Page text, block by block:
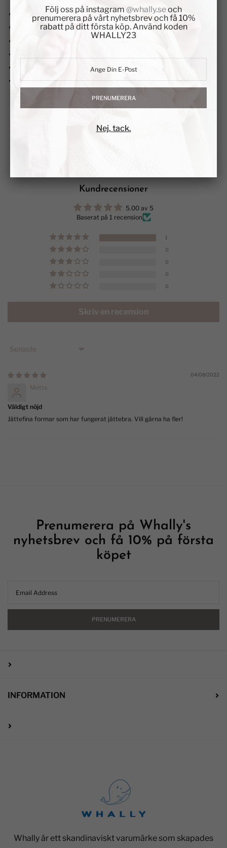
Material: 100% livsmedelsgodkänd
silikon, BPA fritt och fritt från
kemikalier
Går ej sönder om den tappas i golvet
Dimensioner: 15X12X8.6 cm
Diskas med diskmedel innan användning
Ansvarsfullt tillverkade enligtBSCI code of conduct
Kundrecensioner
5.00 av 5
Baserat på 1 recension
1
0
0
0
0
Skriv en recension
Sort by
04/08/2022
Mette
Väldigt nöjd
Jättefina formar som har fungerat jättebra. Vill gärna ha fler!
Prenumerera på Whally's
nyhetsbrev och få 10% på första
köpet
PRENUMERERA
Whally är ett skandinaviskt varumärke som skapades
INFORMATION
Följ oss på instagram @whally.seoch
prenumerera på vårt nyhetsbrev och få 10%
rabatt på ditt första köp. Använd koden
WHALLY23
PRENUMERERA
Nej, tack.